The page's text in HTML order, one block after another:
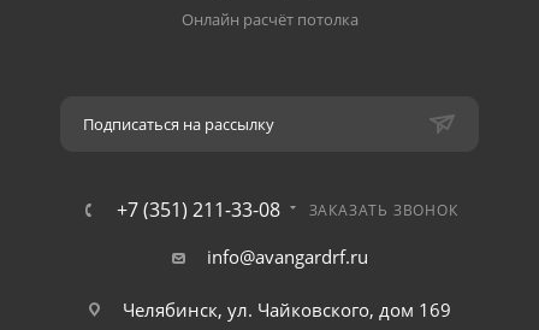
Онлайн расчёт потолка
Подписаться на рассылку
+7 (351) 211-33-08 ЗАКАЗАТЬ ЗВОНОК
info@avangardrf.ru
Челябинск, ул. Чайковского, дом 169